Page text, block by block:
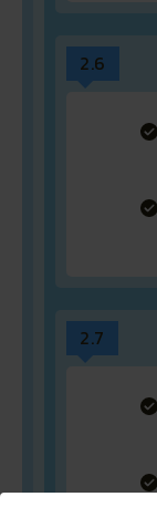
2.6
2.7